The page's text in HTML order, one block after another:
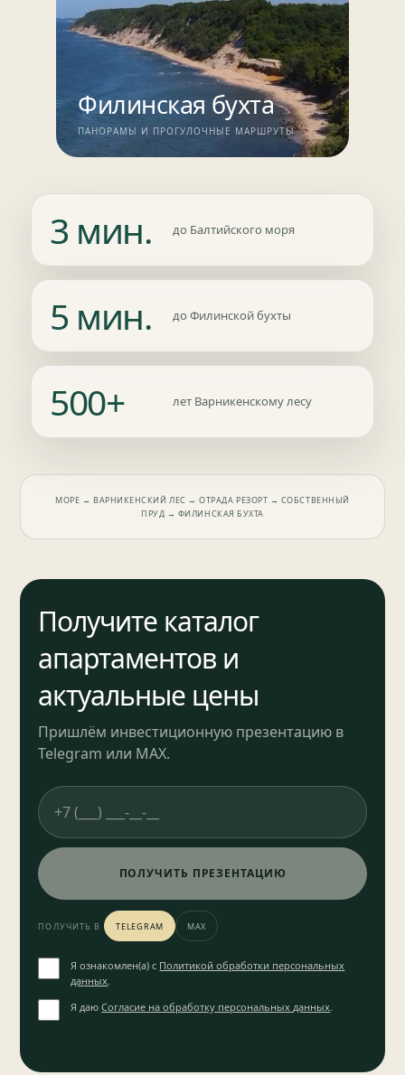
Филинская бухта
ПАНОРАМЫ И ПРОГУЛОЧНЫЕ МАРШРУТЫ
3 мин. до Балтийского моря
5 мин. до Филинской бухты
500+ лет Варникенскому лесу
МОРЕ → ВАРНИКЕНСКИЙ ЛЕС → ОТРАДА РЕЗОРТ → СОБСТВЕННЫЙ
ПРУД → ФИЛИНСКАЯ БУХТА
Получите каталог
апартаментов и
актуальные цены
Пришлём инвестиционную презентацию в
Telegram или MAX.
ПОЛУЧИТЬ ПРЕЗЕНТАЦИЮ
ПОЛУЧИТЬ В TELEGRAM MAX
Я ознакомлен(а) с Политикой обработки персональных
данных.
Я даюСогласие на обработку персональных данных.